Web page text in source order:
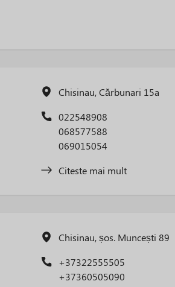
Chisinau, Cărbunari 15a
022548908
068577588
069015054
Citeste mai mult
Chisinau, șos. Muncești 89
+37322555505
+37360505090